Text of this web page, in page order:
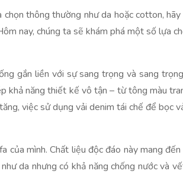
thông thường như da hoặc cotton,
nay, chúng ta sẽ khám phá một số lựa
gắn liền với sự sang trọng và sang
khả năng thiết kế vô tận – từ tông màu
việc sử dụng vải denim tái chế để bọc
của mình. Chất liệu độc đáo này mang
da nhưng có khả năng chống nước và